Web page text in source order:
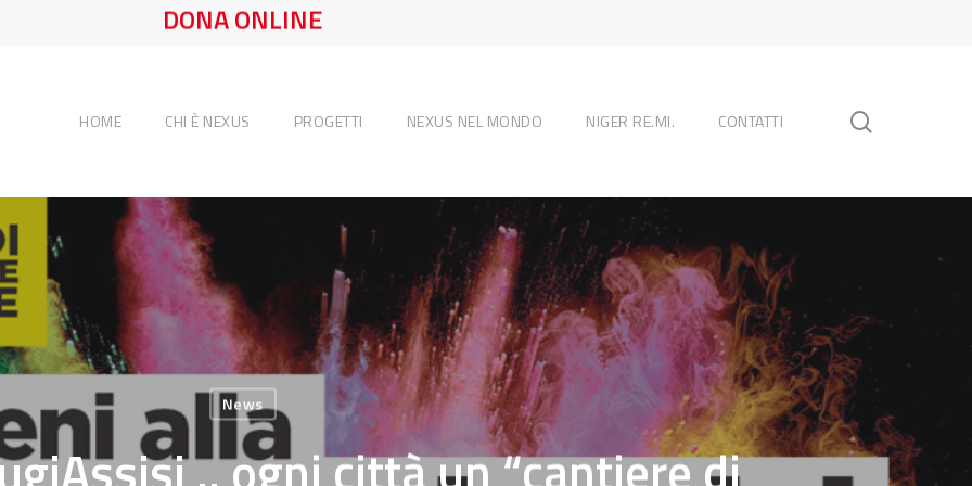
DONA ONLINE
HOME CHI È NEXUS PROGETTI NEXUS NEL MONDO NIGER RE.MI. CONTATTI
News